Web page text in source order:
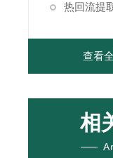
热回流提
查看
相